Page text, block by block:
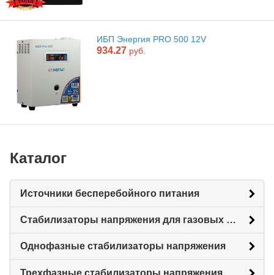
ИБП Энергия PRO 500 12V
934.27 руб.
Каталог
Источники бесперебойного питания
Стабилизаторы напряжения для газовых котлов
Однофазные стабилизаторы напряжения
Трехфазные стабилизаторы напряжения